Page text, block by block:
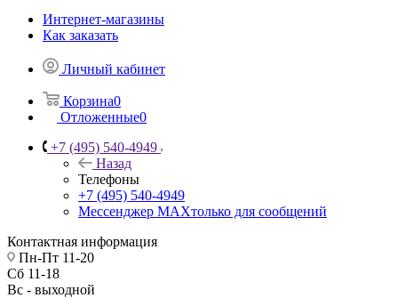
Интернет-магазины
Как заказать
Личный кабинет
Корзина0
Отложенные0
+7 (495) 540-4949
Назад
Телефоны
+7 (495) 540-4949
Мессенджер МАХтолько для сообщений
Контактная информация
Пн-Пт 11-20
Сб 11-18
Вс - выходной